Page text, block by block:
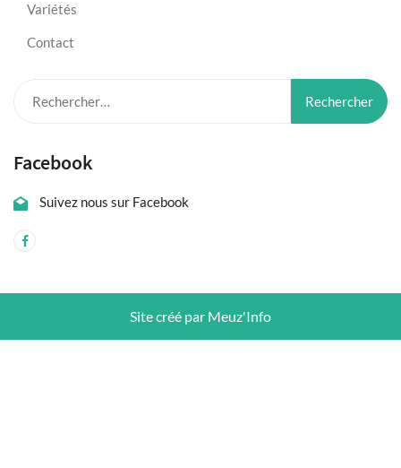
Variétés
Contact
Facebook
Suivez nous sur Facebook
Site créé par Meuz'Info